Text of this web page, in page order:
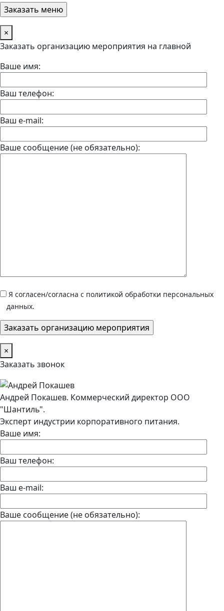
×
Заказать организацию мероприятия на главной
Ваше имя:
Ваш телефон:
Ваш e-mail:
Ваше сообщение (не обязательно):
Я согласен/согласна с политикой обработки персональных
данных.
×
Заказать звонок
Андрей Покашев. Коммерческий директор ООО
"Шантиль".
Эксперт индустрии корпоративного питания.
Ваше имя:
Ваш телефон:
Ваш e-mail:
Ваше сообщение (не обязательно):